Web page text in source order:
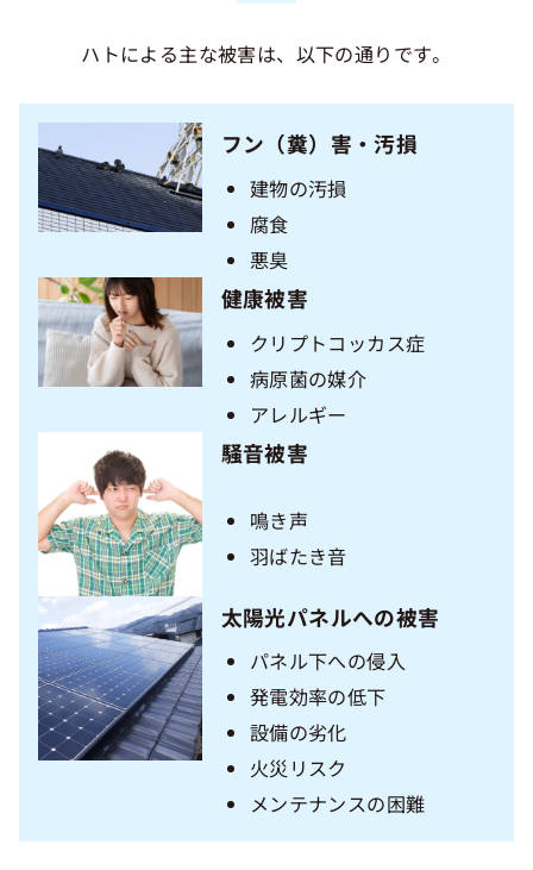
ハトによる主な被害は、以下の通りです。
フン（糞）害・汚損
建物の汚損
腐食
悪臭
健康被害
クリプトコッカス症
病原菌の媒介
アレルギー
騒音被害
鳴き声
羽ばたき音
太陽光パネルへの被害
パネル下への侵入
発電効率の低下
設備の劣化
火災リスク
メンテナンスの困難